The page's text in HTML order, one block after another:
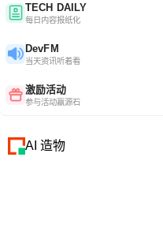
TECH DAILY
每日内容报纸化
DevFM
当天资讯听着看
激励活动
参与活动赢源石
AI 造物